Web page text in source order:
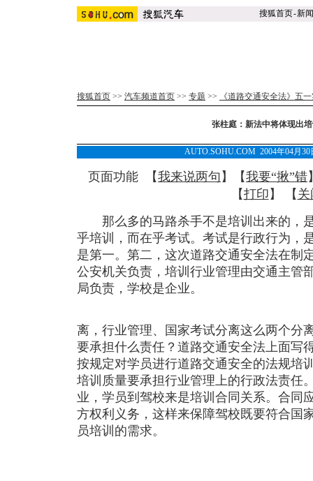
搜狐首页-新闻
搜狐首页 >> 汽车频道首页 >> 专题 >> 《道路交通安全法》五
张柱庭：新法中将体现出
AUTO.SOHU.COM 2004年04月
页面功能 【我来说两句 】【我要“揪”错
【打印 】 【 关
那么多的马路杀手不是培训出来的，
乎培训，而在乎考试。考试是行政行为，
是第一。第二，这次道路交通安全法在制
公安机关负责，培训行业管理由交通主管
局负责，学校是企业。
离，行业管理、国家考试分离这么两个分
要承担什么责任？道路交通安全法上面写
按规定对学员进行道路交通安全的法规培
培训质量要承担行业管理上的行政法责任
业，学员到驾校来是培训合同关系。合同
方权利义务，这样来保障驾校既要符合国
员培训的需求。